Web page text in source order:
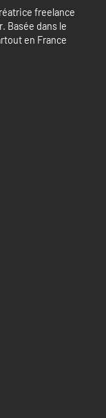
freelance
Basée dans le
en France